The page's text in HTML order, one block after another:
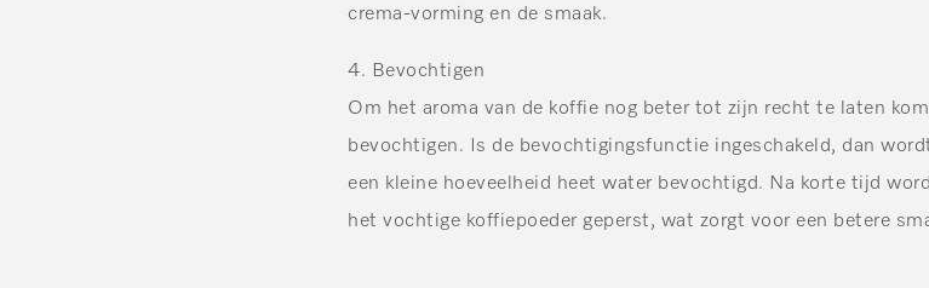
crema-vorming en de smaak.
4. Bevochtigen
Om het aroma van de koffie nog beter tot zijn recht te laten
bevochtigen. Is de bevochtigingsfunctie ingeschakeld, dan
een kleine hoeveelheid heet water bevochtigd. Na korte tijd
het vochtige koffiepoeder geperst, wat zorgt voor een betere